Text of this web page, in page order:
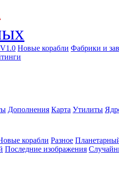
Новые корабли Фабрики и
Дополнения Карта Утилиты
корабли Разное
Последние изображения